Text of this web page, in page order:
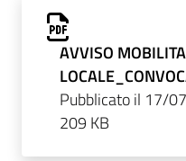
AVVISO
Pubblicato il 17/
209 KB